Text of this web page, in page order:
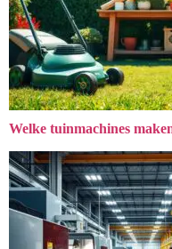
Welke tuinmachines